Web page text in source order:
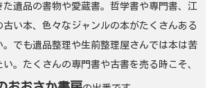
た遺品の書物や愛蔵書。哲学書や専門書、江
古い本、色々なジャンルの本がたくさんある
。でも遺品整理や生前整理屋さんでは本は苦
。たくさんの専門書や古書を売る時こそ、